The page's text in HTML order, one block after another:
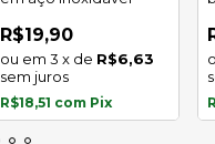
R$19,90
3 x de R$6,63
sem juros
R$18,51 com Pix